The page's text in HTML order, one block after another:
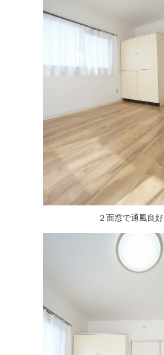
２面窓で通風良好